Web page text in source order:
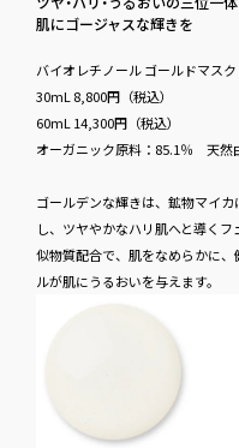
肌に​ゴージャスな​輝きを
バイオレチノール ゴールドマスク
30mL 8,800円​（税込）
60mL 14,300円​（税込）
オーガニック​原料：85.1％ 天然
ゴールデンな輝きは、鉱物マイ
し、ツヤやかなハリ肌へと導く
似物質配合で、肌をなめらかに
ルが肌にうるおいを与えます。